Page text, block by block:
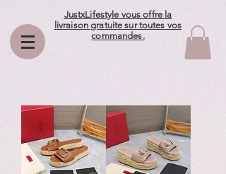
JustxLifestyle vous offre la
livraison gratuite sur toutes vos
commandes.